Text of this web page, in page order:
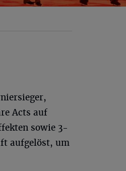
Acts auf
sowie 3-
aufgelöst, um